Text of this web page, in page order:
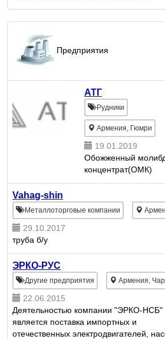
Предприятия
АТГ
Рудники
Армения, Гюмри
19.01.2019
Обожженный
концентрат(ОМК)
Vahag-shin
Металлоторговые компании
29.10.2017
труба б/у
ЭРКО-РУС
Другие предприятия Армения,
22.06.2015
Деятельностью компании "ЭРКО-НСБ"
является поставка импортных и
отечественных электродвигателей,